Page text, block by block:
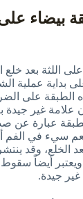
بيضاء على
اللثة بعد
بداية عملية
الطبقة على
علامة غير
عبارة عن
سيء في الفم أو
الخلع، وقد
ويعتبر أيضاً
جيدة.